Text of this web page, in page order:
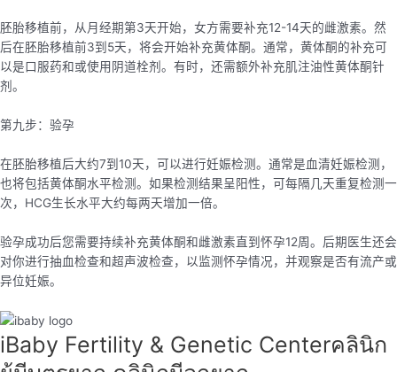
胚胎移植前，从月经期第3天开始，女方需要补充12-14天的雌激素。然
后在胚胎移植前3到5天，将会开始补充黄体酮。通常，黄体酮的补充可
以是口服药和或使用阴道栓剂。有时，还需额外补充肌注油性黄体酮针
剂。
第九步：验孕
在胚胎移植后大约7到10天，可以进行妊娠检测。通常是血清妊娠检测，
也将包括黄体酮水平检测。如果检测结果呈阳性，可每隔几天重复检测一
次，HCG生长水平大约每两天增加一倍。
验孕成功后您需要持续补充黄体酮和雌激素直到怀孕12周。后期医生还会
对你进行抽血检查和超声波检查，以监测怀孕情况，并观察是否有流产或
异位妊娠。
iBaby Fertility & Genetic Center​ คลินิก